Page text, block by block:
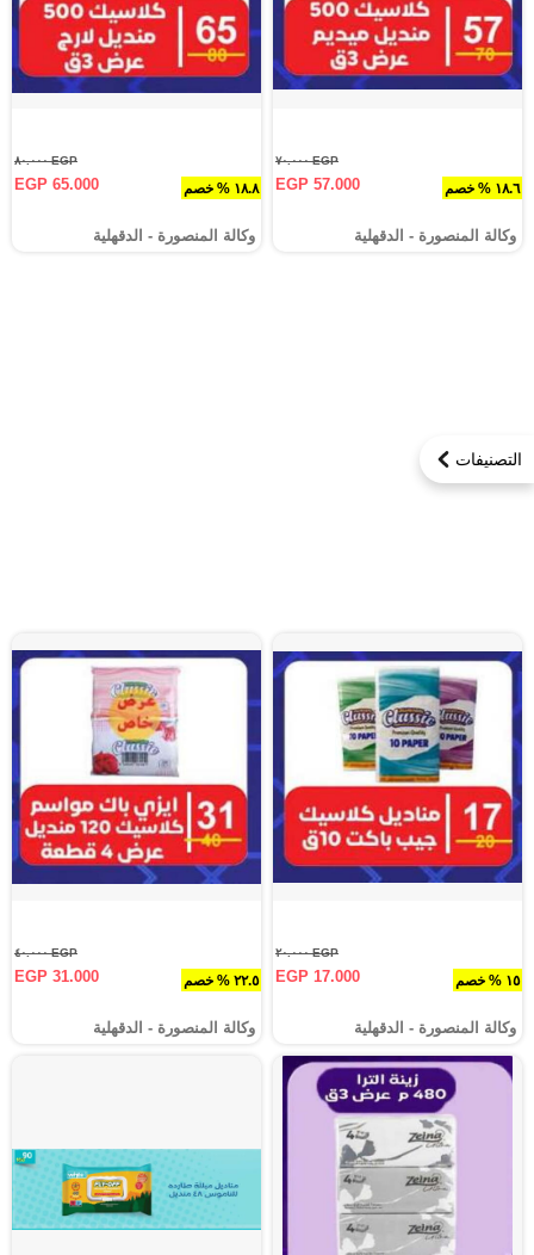
التصنيفات
١٨.٦ % خصم
EGP ٧٠.٠٠٠
EGP 57.000
وكالة المنصورة - الدقهلية‎
١٨.٨ % خصم
EGP ٨٠.٠٠٠
EGP 65.000
وكالة المنصورة - الدقهلية‎
١٥ % خصم
EGP ٢٠.٠٠٠
EGP 17.000
وكالة المنصورة - الدقهلية‎
٢٢.٥ % خصم
EGP ٤٠.٠٠٠
EGP 31.000
وكالة المنصورة - الدقهلية‎